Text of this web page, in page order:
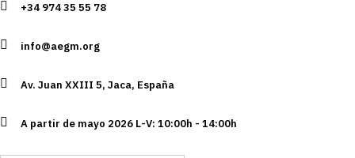
Skip
Skip
primary
+34 974 35 55 78
info@aegm.org
Av. Juan XXIII 5, Jaca, España
A partir de mayo 2026 L-V: 10:00h - 14:00h